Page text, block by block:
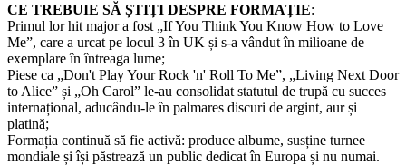
CE TREBUIE SĂ ȘTIȚI DESPRE FORMAȚIE:
Primul lor hit major a fost „If You Think You Know How to Love
Me”, care a urcat pe locul 3 în UK și s-a vândut în milioane de
exemplare în întreaga lume;
Piese ca „Don't Play Your Rock 'n' Roll To Me”, „Living Next Door
to Alice” și „Oh Carol” le-au consolidat statutul de trupă cu succes
internațional, aducându-le în palmares discuri de argint, aur și
platină;
Formația continuă să fie activă: produce albume, susține turnee
mondiale și își păstrează un public dedicat în Europa și nu numai.